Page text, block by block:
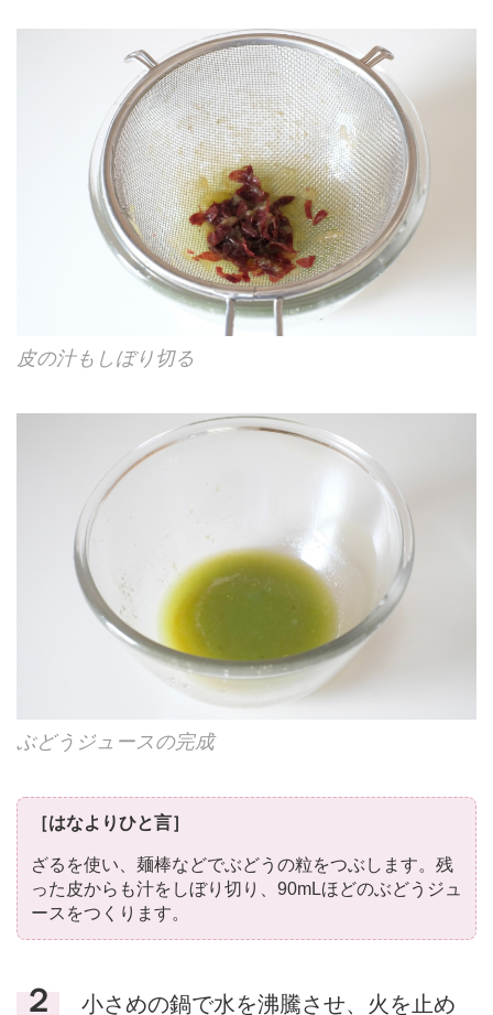
皮の汁もしぼり切る
ぶどうジュースの完成
［はなよりひと言］
ざるを使い、麺棒などでぶどうの粒をつぶします。残
った皮からも汁をしぼり切り、90mLほどのぶどうジュ
ースをつくります。
２ 小さめの鍋で水を沸騰させ、火を止め